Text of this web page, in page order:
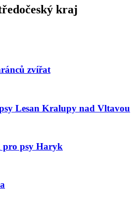
kraj
zvířat
Lesan Kralupy nad Vltavou
pro psy Haryk